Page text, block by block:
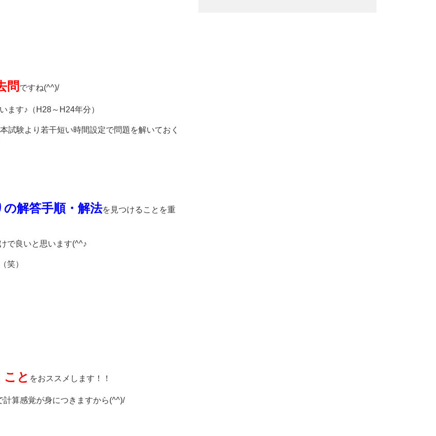
問 ですね(^^)/
ます♪（H28～H24年分）
験より若干短い時間設定で問題を解いておく
の解答手順・解法を見つけることを重
で良いと思います(^^♪
笑）
こと をおススメします！！
算感覚が身につきますから(^^)/